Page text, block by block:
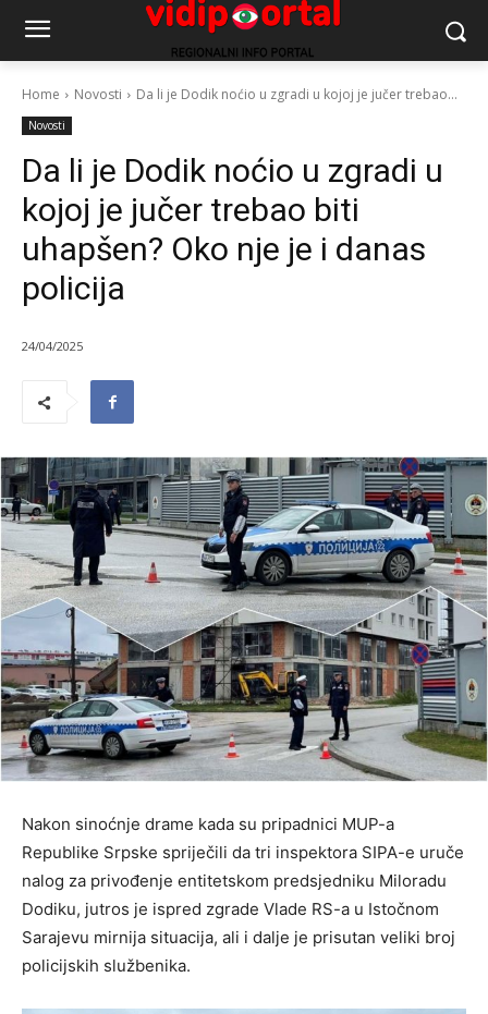
Home Novosti Da li je Dodik noćio u zgradi u kojoj je jučer trebao...
Novosti
Da li je Dodik noćio u zgradi u
kojoj je jučer trebao biti
uhapšen? Oko nje je i danas
policija
24/04/2025
Nakon sinoćnje drame kada su pripadnici MUP-a
Republike Srpske spriječili da tri inspektora SIPA-e uruče
nalog za privođenje entitetskom predsjedniku Miloradu
Dodiku, jutros je ispred zgrade Vlade RS-a u Istočnom
Sarajevu mirnija situacija, ali i dalje je prisutan veliki broj
policijskih službenika.